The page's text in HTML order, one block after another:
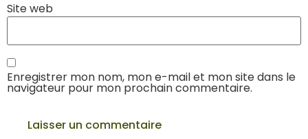
Site web
Enregistrer mon nom, mon e-mail et mon site dans le
navigateur pour mon prochain commentaire.